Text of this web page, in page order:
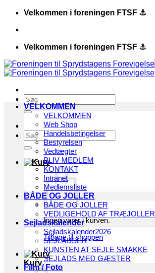
Fortsæt
indhold
Velkommen i foreningen FTSF ⚓️
Velkommen i foreningen FTSF ⚓️
Søg
efter:
Søg
efter:
Ingen varer i kurven.
Tilbage til shoppen
Kurv
VELKOMMEN
VELKOMMEN
Web Shop
Handelsbetingelser
Bestyrelsen
Vedtægter
BLIV MEDLEM
KONTAKT
Intranet
Medlemsliste
BÅDE OG JOLLER
BÅDE OG JOLLER
VEDLIGEHOLD AF TRÆJOLLER
Sejladskalender
Sejladskalender2026
SEJLADSER
KUNSTEN AT SEJLE SMAKKE
SEJLADS MED GÆSTER
Film / Foto